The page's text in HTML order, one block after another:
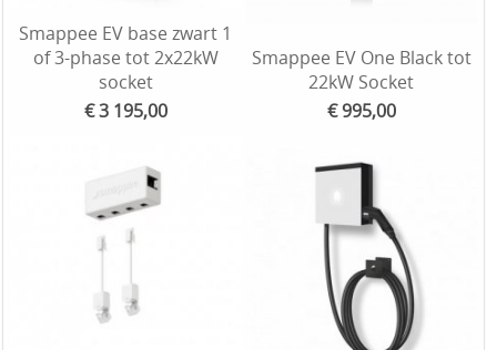
Smappee EV base zwart 1
of 3-phase tot 2x22kW
socket
€ 3 195,00
Smappee EV One Black tot
22kW Socket
€ 995,00